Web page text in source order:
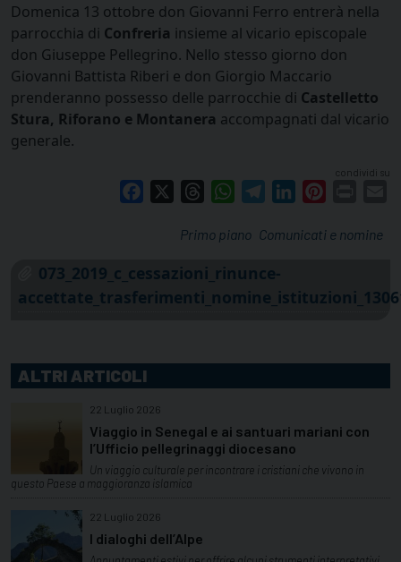
Domenica 13 ottobre don Giovanni Ferro entrerà nella
parrocchia di Confreria insieme al vicario episcopale
don Giuseppe Pellegrino. Nello stesso giorno don
Giovanni Battista Riberi e don Giorgio Maccario
prenderanno possesso delle parrocchie di Castelletto
Stura, Riforano e Montanera accompagnati dal vicario
generale.
condividi su
Facebook ThreadsWhatsAppTelegramLinkedIn
Comunicati e nomine
Primo piano
073_2019_c_cessazioni_rinunce-
ALTRI ARTICOLI
22 Luglio 2026
Viaggio in Senegal e ai santuari mariani con
l’Ufficio pellegrinaggi diocesano
Un viaggio culturale per incontrare i cristiani che vivono in
questo Paese a maggioranza islamica
22 Luglio 2026
I dialoghi dell’Alpe